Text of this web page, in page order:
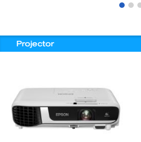
Projector